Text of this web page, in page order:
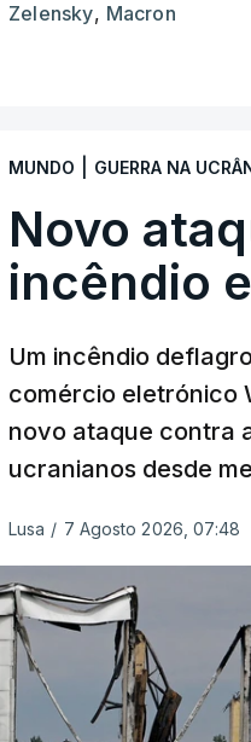
Zelensky, Macron
MUNDO GUERRA NA
Novo
incêndio
Um incêndio
comércio eletrónico
novo ataque contra
ucranianos desde
Lusa / 7 Agosto 2026, 07:48